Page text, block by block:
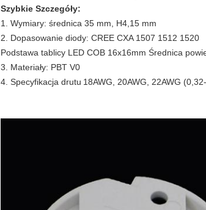
Szybkie Szczegóły:
1. Wymiary: średnica 35 mm, H4,15 mm
2. Dopasowanie diody: CREE CXA 1507 1512 1520
Podstawa tablicy LED COB 16x16mm Średnica
3. Materiały: PBT V0
4. Specyfikacja drutu 18AWG, 20AWG, 22AWG